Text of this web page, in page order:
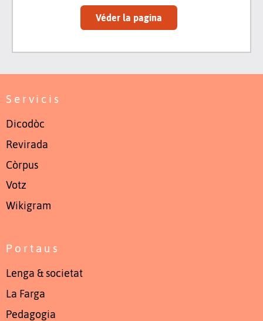
Véder la pagina
Servicis
Dicodòc
Revirada
Còrpus
Votz
Wikigram
Portaus
Lenga & societat
La Farga
Pedagogia